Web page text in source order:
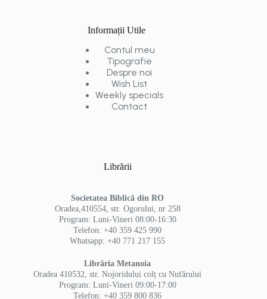
Informații Utile
Contul meu
Tipografie
Despre noi
Wish List
Weekly specials
Contact
Librării
Societatea Biblică din RO
Oradea,410554, str. Ogorului, nr 258
Program: Luni-Vineri 08:00-16:30
Telefon: +40 359 425 990
Whatsapp: +40 771 217 155
Librăria Metanoia
Oradea 410532, str. Nojoridului colț cu Nufărului
Program: Luni-Vineri 09:00-17:00
Telefon: +40 359 800 836